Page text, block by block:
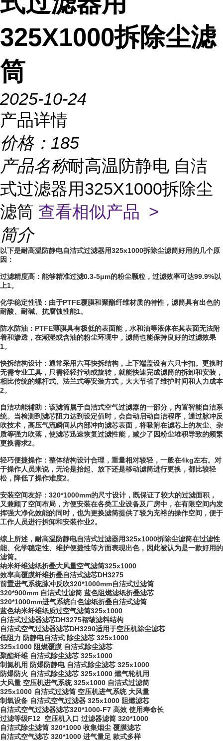
325X1000拆除尘滤
筒
2025-10-24
产品详情
价格： 185
产品名称耐高温防静电 自洁
式过滤器用325X1000拆除尘
滤筒 查看相似产品 >
简介
以下是耐高温防静电自洁式过滤器用325x1000拆除尘滤筒好用的几个原
因：
过滤精度高：能够精准过滤0.3-5μm的粉尘颗粒，过滤效率可达99.9%以
上1。
化学稳定性强：由于PTFE覆膜和聚酯纤维材质的特性，滤筒具有出色的
耐酸、耐碱、抗腐蚀性能1。
防水防油：PTFE薄膜具有极低的表面能，水和油等液体在其表面无法附
着和渗透，在潮湿或含油的粉尘环境中，滤筒也能保持良好的过滤效果
1。
快拆结构设计：通常采用六耳快拆结构，上下端盖设有六只卡扣。更换时
无需专业工具，只需轻轻拧动或旋转，就能快速完成滤筒的拆卸和安装，
相比传统的螺杆式、法兰式等安装方式，大大节省了维护时间和人力成本
2。
自洁功能辅助：该滤筒属于自洁式空气过滤器的一部分，内置智能自洁系
统。当检测到滤芯阻力达到设定值时，会自动启动自洁程序，通过脉冲反
吹技术，高压气流瞬间从内部冲向滤芯表面，将吸附在滤芯上的灰尘、杂
质等强力吹落，使滤芯迅速恢复过滤性能，减少了因粉尘堆积导致的频繁
更换需求2。
轻巧便捷操作：整体结构设计合理，重量相对较轻，一般在4kg左右。对
于操作人员来说，无论是抬起、放下还是移动滤筒进行更换，都比较轻
松，降低了操作难度2。
安装空间友好：320*1000mm的尺寸设计，既保证了较大的过滤面积，
又兼顾了空间布局，方便安装在各类工业设备及厂房中，在有限空间内发
挥强大净化效能的同时，也为更换滤筒提供了较为充裕的操作空间，便于
工作人员进行拆卸和安装作业2。
综上所述，耐高温防静电自洁式过滤器用325x1000拆除尘滤筒在过滤性
能、化学稳定性、维护便捷性等方面表现出色，因此被认为是一款好用的
滤筒。
纳米纤维滤纸折叠大风量空气滤筒325x1000
效率高覆膜纤维折叠自洁式滤芯DH3275
前置进气系统脉冲反吹320*1000mm自洁式过滤筒
320*900mm 自洁式过滤筒 蓝色阻燃滤纸折叠滤芯
320*1000mm进气系统白色滤纸折叠自洁式滤筒
蓝色纳米纤维纸质过空气滤筒325x1000
自洁式过滤器滤芯DH3275褶皱滤料结构
自洁式空气过滤器滤芯DH3290适用于空压机除尘滤芯
低阻力 防静电自洁式 除尘滤芯 325x1000
325x1000 阻燃覆膜 自洁式除尘滤芯
聚酯纤维 自洁式除尘滤芯 325x1000
制氮机用 防爆防静电 自洁式除尘滤芯 325x1000
防爆防火 自洁式除尘滤芯 325x1000 燃气轮机用
大风量 空压机进气系统 325x1000 自洁式过滤筒
325x1000 自洁式过滤筒 空压机进气系统 大风量
制氧设备 自洁式空气过滤器 325x1000 阻燃滤芯
自洁式空气过滤器滤芯320*1000-F7 高效 使用寿命长
过滤等级F12 空压机入口 过滤器滤筒 320*1000
自洁式除尘滤筒 320*1000 收集烟尘 覆膜滤芯
自洁式空气滤芯 320*1000 进气量足 款式多样